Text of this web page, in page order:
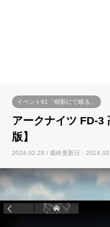
イベント91「樹影にて眠る」
アークナイツ FD-3
版】
2024.02.28 / 最終更新日：